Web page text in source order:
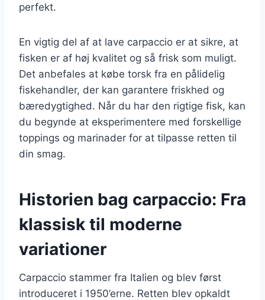
perfekt.
En vigtig del af at lave carpaccio er at sikre, at
fisken er af høj kvalitet og så frisk som muligt.
Det anbefales at købe torsk fra en pålidelig
fiskehandler, der kan garantere friskhed og
bæredygtighed. Når du har den rigtige fisk, kan
du begynde at eksperimentere med forskellige
toppings og marinader for at tilpasse retten til
din smag.
Historien bag carpaccio: Fra
klassisk til moderne
variationer
Carpaccio stammer fra Italien og blev først
introduceret i 1950’erne. Retten blev opkaldt